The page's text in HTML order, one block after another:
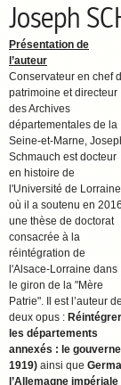
Joseph
Présentation de
l’auteur
Conservateur en chef
patrimoine et directeur
des Archives
départementales de la
Seine-et-Marne,
Schmauch est docteur
en histoire de
l'Université de
où il a soutenu en 2016
une thèse de doctorat
consacrée à la
réintégration de
l'Alsace-Lorraine dans
le giron de la "Mère
Patrie". Il est l’auteur de
deux opus : Réintégrer
les départements
annexés : le
1919) ainsi que
l’Allemagne